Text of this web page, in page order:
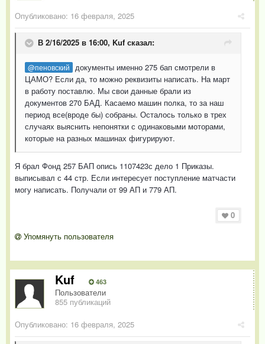
Опубликовано: 16 февраля, 2025
В 2/16/2025 в 16:00, Kuf сказал:
@пеновский
документы именно 275 бап смотрели в
ЦАМО? Если да, то можно реквизиты написать. На март
в работу поставлю. Мы свои данные брали из
документов 270 БАД. Касаемо машин полка, то за наш
период все(вроде бы) собраны. Осталось только в трех
случаях выяснить непонятки с одинаковыми моторами,
которые на разных машинах фигурируют.
Я брал Фонд 257 БАП опись 1107423с дело 1 Приказы.
выписывал с 44 стр. Если интересует поступление матчасти
могу написать. Получали от 99 АП и 779 АП.
0
Упомянуть пользователя
Kuf 463
Пользователи
855 публикаций
Опубликовано: 16 февраля, 2025